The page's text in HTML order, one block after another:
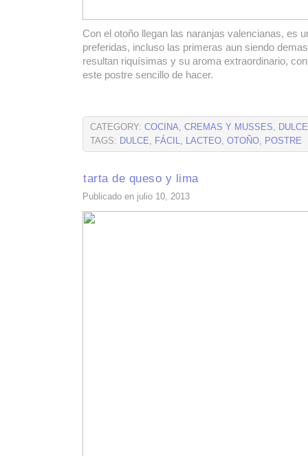
Con el otoño llegan las naranjas valencianas, es
preferidas, incluso las primeras aun siendo
resultan riquísimas y su aroma extraordinario,
este postre sencillo de hacer.
CATEGORY: COCINA, CREMAS Y MUSSES,
TAGS: DULCE, FÁCIL, LACTEO, OTOÑO, POSTRE
tarta de queso y lima
Publicado en julio 10, 2013